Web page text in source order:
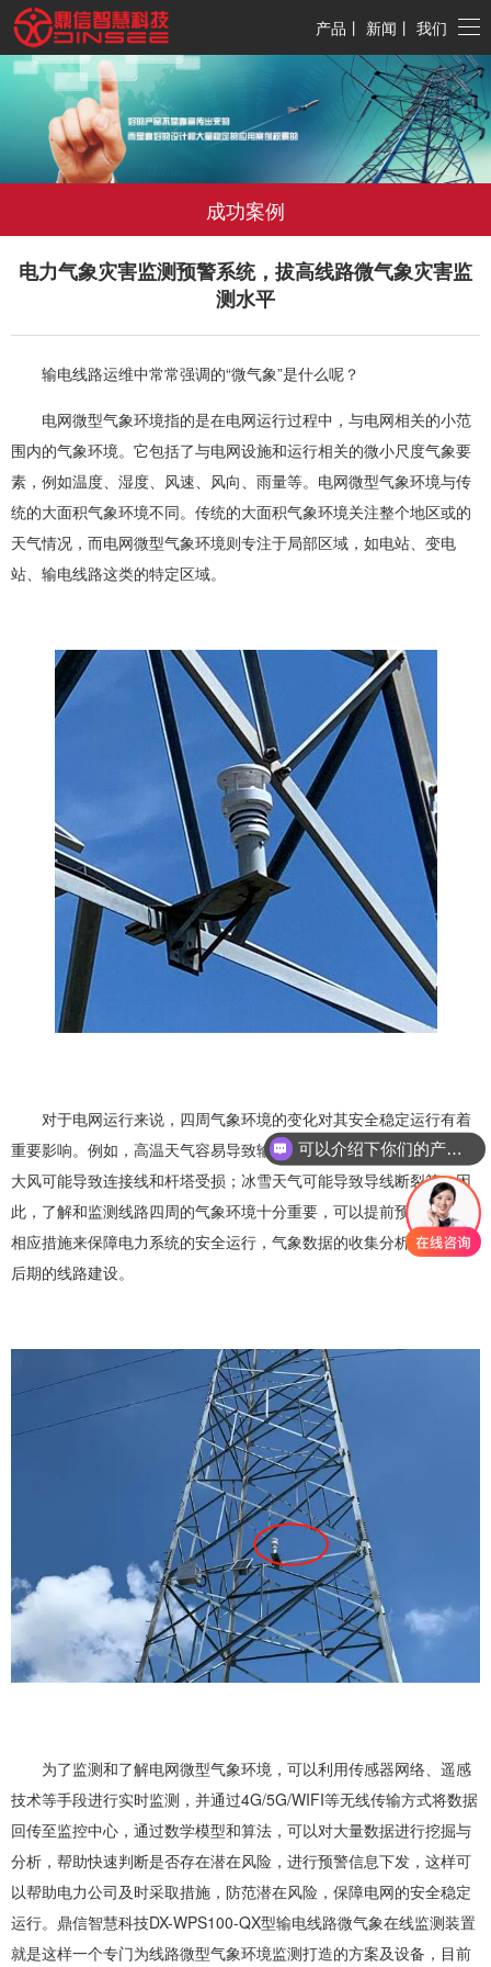
产品 丨 新闻 丨 我们
成功案例
电力气象灾害监测预警系统，拔高线路微气象灾害监
测水平
输电线路运维中常常强调的“微气象”是什么呢？
电网微型气象环境指的是在电网运行过程中，与电网相关的小范
围内的气象环境。它包括了与电网设施和运行相关的微小尺度气象要
素，例如温度、湿度、风速、风向、雨量等。电网微型气象环境与传
统的大面积气象环境不同。传统的大面积气象环境关注整个地区或的
天气情况，而电网微型气象环境则专注于局部区域，如电站、变电
站、输电线路这类的特定区域。
对于电网运行来说，四周气象环境的变化对其安全稳定运行有着
重要影响。例如，高温天气容易导致输电线路和变压器过载；暴雨和
大风可能导致连接线和杆塔受损；冰雪天气可能导致导线断裂等。因
此，了解和监测线路四周的气象环境十分重要，可以提前预警和采取
相应措施来保障电力系统的安全运行，气象数据的收集分析也有利于
后期的线路建设。
为了监测和了解电网微型气象环境，可以利用传感器网络、遥感
技术等手段进行实时监测，并通过4G/5G/WIFI等无线传输方式将数据
回传至监控中心，通过数学模型和算法，可以对大量数据进行挖掘与
分析，帮助快速判断是否存在潜在风险，进行预警信息下发，这样可
以帮助电力公司及时采取措施，防范潜在风险，保障电网的安全稳定
运行。鼎信智慧科技DX-WPS100-QX型输电线路微气象在线监测装置
就是这样一个专门为线路微型气象环境监测打造的方案及设备，目前
可以介绍下你们的产品么？